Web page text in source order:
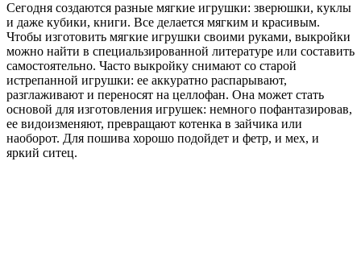
Сегодня создаются разные мягкие игрушки: зверюшки, куклы
и даже кубики, книги. Все делается мягким и красивым.
Чтобы изготовить мягкие игрушки своими руками, выкройки
можно найти в специальзированной литературе или составить
самостоятельно. Часто выкройку снимают со старой
истрепанной игрушки: ее аккуратно распарывают,
разглаживают и переносят на целлофан. Она может стать
основой для изготовления игрушек: немного пофантазировав,
ее видоизменяют, превращают котенка в зайчика или
наоборот. Для пошива хорошо подойдет и фетр, и мех, и
яркий ситец.